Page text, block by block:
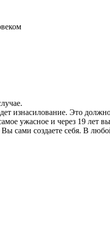
изнасилование. Это
ужасное и через 19 лет
сами создаете себя. В